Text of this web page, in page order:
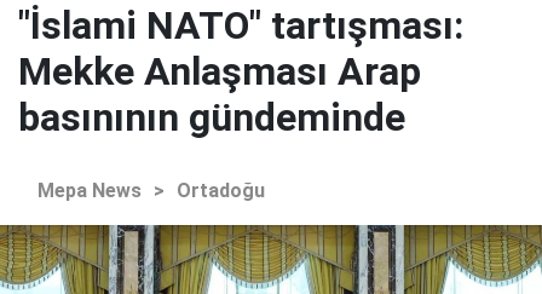
"İslami NATO" tartışması:
Mekke Anlaşması Arap
basınının gündeminde
Mepa News > Ortadoğu